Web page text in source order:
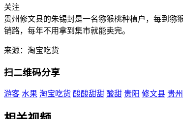
关注
贵州修文县的朱锡封是一名猕猴桃种植户，每到猕
销路，每年不用拿到集市就能卖完。
来源：淘宝吃货
扫二维码分享
游客 水果 淘宝吃货 酸酸甜甜 酸甜 贵阳 修文县 贵州